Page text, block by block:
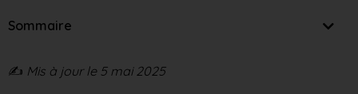
Sommaire
✍️ Mis à jour le 5 mai 2025